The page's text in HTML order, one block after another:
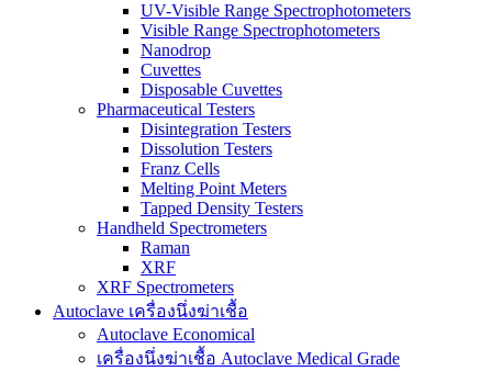
UV-Visible Range Spectrophotometers
Visible Range Spectrophotometers
Nanodrop
Cuvettes
Disposable Cuvettes
Pharmaceutical Testers
Disintegration Testers
Dissolution Testers
Franz Cells
Melting Point Meters
Tapped Density Testers
Handheld Spectrometers
Raman
XRF
XRF Spectrometers
Autoclave เครื่องนึ่งฆ่าเชื้อ
Autoclave Economical
เครื่องนึ่งฆ่าเชื้อ Autoclave Medical Grade